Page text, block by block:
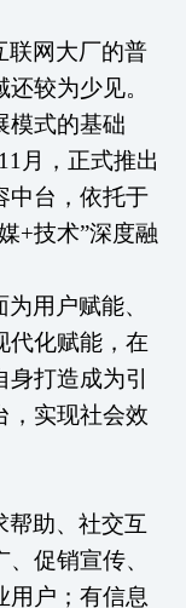
联网大厂的普
较为少见。
模式的基础
月，正式推出
中台，依托于
+技术”深度融
用户赋能、
代化赋能，在
打造成为引
，实现社会效
帮助、社交互
促销宣传、
用户；有信息